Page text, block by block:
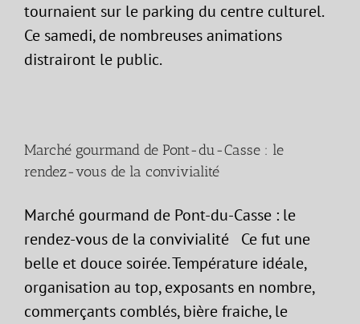
tournaient sur le parking du centre culturel.
Ce samedi, de nombreuses animations
distrairont le public.
Marché gourmand de Pont-du-Casse : le
rendez-vous de la convivialité
Marché gourmand de Pont-du-Casse : le
rendez-vous de la convivialité Ce fut une
belle et douce soirée. Température idéale,
organisation au top, exposants en nombre,
commerçants comblés, bière fraiche, le